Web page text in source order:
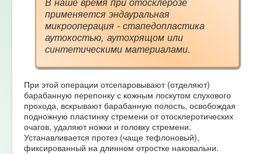
применяется эндауральная
микрооперация - стапедопластика
аутокостью, аутохрящом или
синтетическими материалами.
При этой операции отсепаровывают (отделяют)
барабанную перепонку с кожным лоскутом слухового
прохода, вскрывают барабанную полость, освобождая
подножную пластинку стремени от отосклеротических
очагов, удаляют ножки и головку стремени.
Устанавливается протез (чаще тефлоновый),
фиксированный на длинном отростке наковальни.